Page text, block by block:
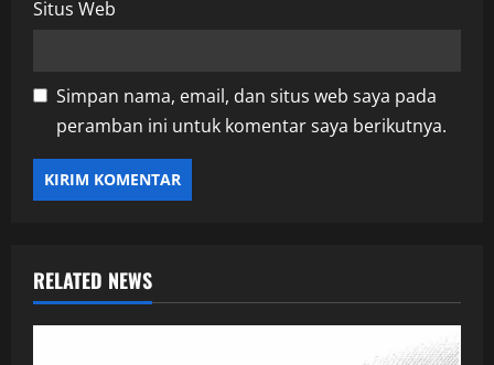
Situs Web
Simpan nama, email, dan situs web saya pada
peramban ini untuk komentar saya berikutnya.
RELATED NEWS